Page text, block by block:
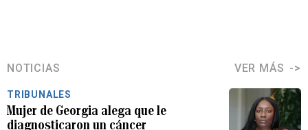
NOTICIAS VER MÁS
TRIBUNALES
Mujer de Georgia alega que le
diagnosticaron un cáncer